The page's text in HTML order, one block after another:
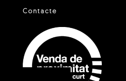
Contacte